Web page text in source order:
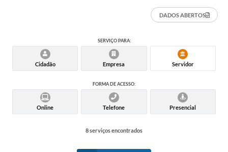
DADOS ABERTOS
SERVIÇO PARA:
Cidadão Empresa Servidor
FORMA DE ACESSO:
Online Telefone Presencial
8 serviços encontrados